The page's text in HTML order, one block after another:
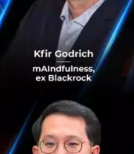
ที่ใหญ่ที่สุดที่มนุษยช
แต่อาหารที่มีมันเยอะ
หารนั้นไป 1 ใบทั้ง ๆ